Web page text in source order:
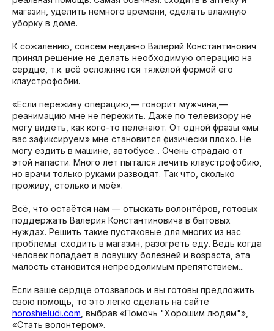
магазин, уделить немного времени, сделать влажную
уборку в доме.
К сожалению, совсем недавно Валерий Константинович
принял решение не делать необходимую операцию на
сердце, т.к. всё осложняется тяжёлой формой его
клаустрофобии.
«Если переживу операцию,— говорит мужчина,—
реанимацию мне не пережить. Даже по телевизору не
могу видеть, как кого-то пеленают. От одной фразы «мы
вас зафиксируем» мне становится физически плохо. Не
могу ездить в машине, автобусе... Очень страдаю от
этой напасти. Много лет пытался лечить клаустрофобию,
но врачи только руками разводят. Так что, сколько
проживу, столько и моё».
Всё, что остаётся нам — отыскать волонтёров, готовых
поддержать Валерия Константиновича в бытовых
нуждах. Решить такие пустяковые для многих из нас
проблемы: сходить в магазин, разогреть еду. Ведь когда
человек попадает в ловушку болезней и возраста, эта
малость становится непреодолимым препятствием...
Если ваше сердце отозвалось и вы готовы предложить
свою помощь, то это легко сделать на сайте
horoshieludi.com , выбрав «Помочь "Хорошим людям"»,
«Стать волонтером».